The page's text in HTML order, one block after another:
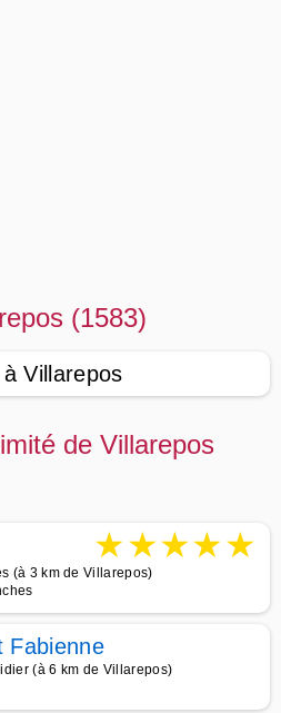
(1583)
Villarepos
de Villarepos
★★★★★
(à 3 km de Villarepos)
Fabienne
(à 6 km de Villarepos)